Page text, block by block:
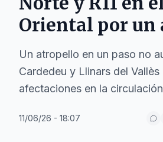
Oriental por un
Un atropello en un paso no
Cardedeu y Llinars del
afectaciones en la
11/06/26 - 18:07